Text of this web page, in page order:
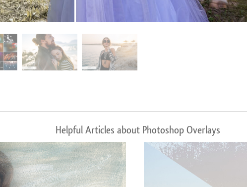
Helpful Articles about Photoshop Overlays